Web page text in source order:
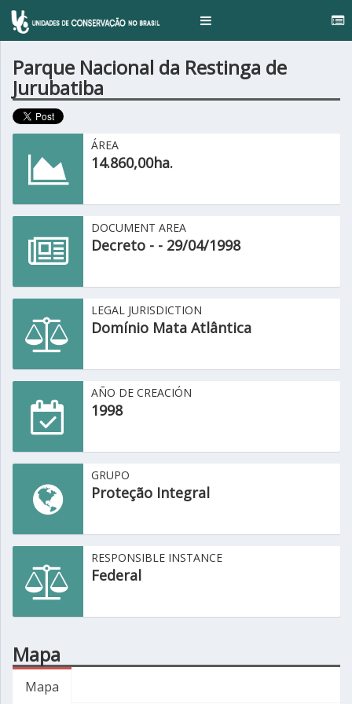
Toggle
Parque Nacional da Restinga de
Jurubatiba
ÁREA
14.860,00ha.
DOCUMENT AREA
Decreto - - 29/04/1998
LEGAL JURISDICTION
Domínio Mata Atlântica
AÑO DE CREACIÓN
1998
GRUPO
Proteção Integral
RESPONSIBLE INSTANCE
Federal
Mapa
Mapa